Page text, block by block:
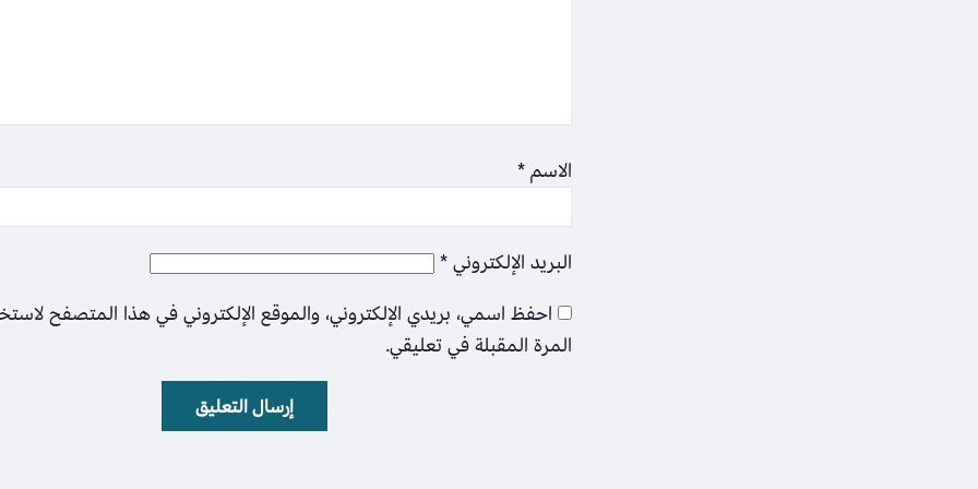
الاسم*
البريد الإلكتروني*
احفظ اسمي، بريدي الإلكتروني، والموقع الإلكتروني في هذا المتصفح
المرة المقبلة في تعليقي.